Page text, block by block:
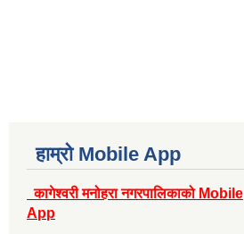
हाम्रो Mobile App
कागेश्वरी मनोहरा नगरपालिकाको Mobile
App